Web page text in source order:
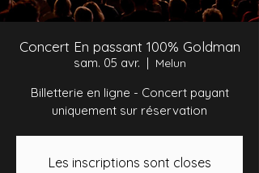
Concert En passant 100% Goldman
sam. 05 avr.
  |
Melun
Billetterie en ligne - Concert payant
uniquement sur réservation
Les inscriptions sont closes